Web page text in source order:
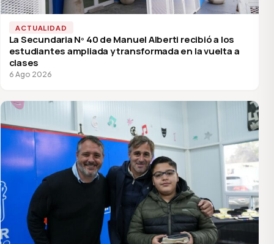
ACTUALIDAD
La Secundaria Nº 40 de Manuel Alberti recibió a los
estudiantes ampliada y transformada en la vuelta a
clases
6 Ago 2026